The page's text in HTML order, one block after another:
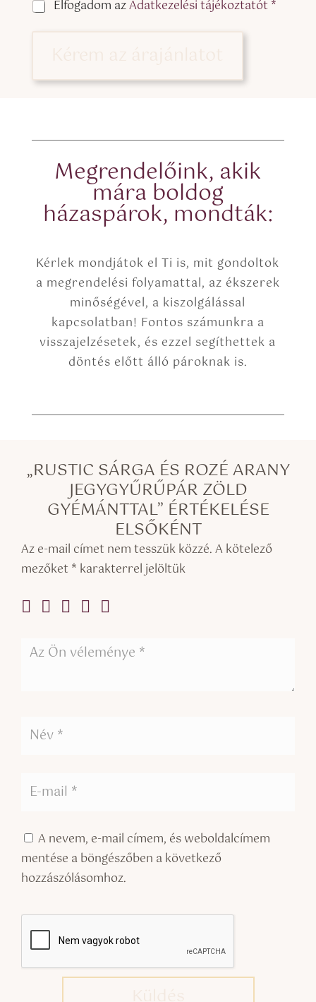
L
e
o
C
h
o
*
Elfogadom azAdatkezelési tájékoztatót *
Megrendelőink, akik
mára boldog
házaspárok, mondták:
Kérlek mondjátok el Ti is, mit gondoltok
a megrendelési folyamattal, az ékszerek
minőségével, a kiszolgálással
kapcsolatban! Fontos számunkra a
visszajelzésetek, és ezzel segíthettek a
döntés előtt álló pároknak is.
„RUSTIC SÁRGA ÉS ROZÉ ARANY
JEGYGYŰRŰPÁR ZÖLD
GYÉMÁNTTAL” ÉRTÉKELÉSE
ELSŐKÉNT
Az e-mail címet nem tesszük közzé.A kötelező
mezőket * karakterrel jelöltük
A nevem, e-mail címem, és weboldalcímem
mentése a böngészőben a következő
hozzászólásomhoz.